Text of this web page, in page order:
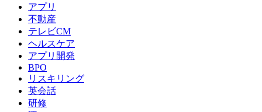
アプリ
不動産
テレビCM
ヘルスケア
アプリ開発
BPO
リスキリング
英会話
研修